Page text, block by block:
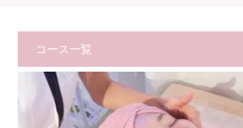
コース一覧